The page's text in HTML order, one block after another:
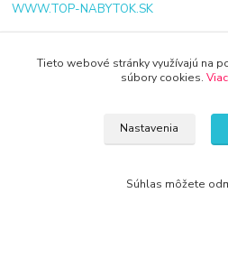
WWW.TOP-NABYTOK.SK
+421 940 949 000
Tieto webové stránky využívajú na
súbory cookies.
Nastavenia
Súhlas môžete